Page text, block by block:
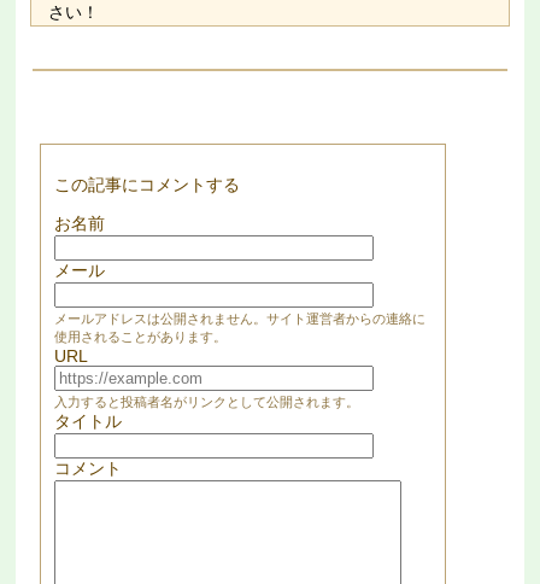
さい！
この記事にコメントする
お名前
メール
メールアドレスは公開されません。サイト運営者からの連絡に
使用されることがあります。
URL
入力すると投稿者名がリンクとして公開されます。
タイトル
コメント